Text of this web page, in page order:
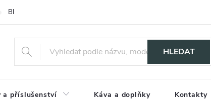
Blog
HLEDAT
a příslušenství Káva a doplňky Kontakty